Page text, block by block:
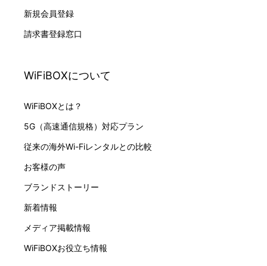
新規会員登録
請求書登録窓口
WiFiBOXについて
WiFiBOXとは？
5G（高速通信規格）対応プラン
従来の海外Wi-Fiレンタルとの比較
お客様の声
ブランドストーリー
新着情報
メディア掲載情報
WiFiBOXお役立ち情報